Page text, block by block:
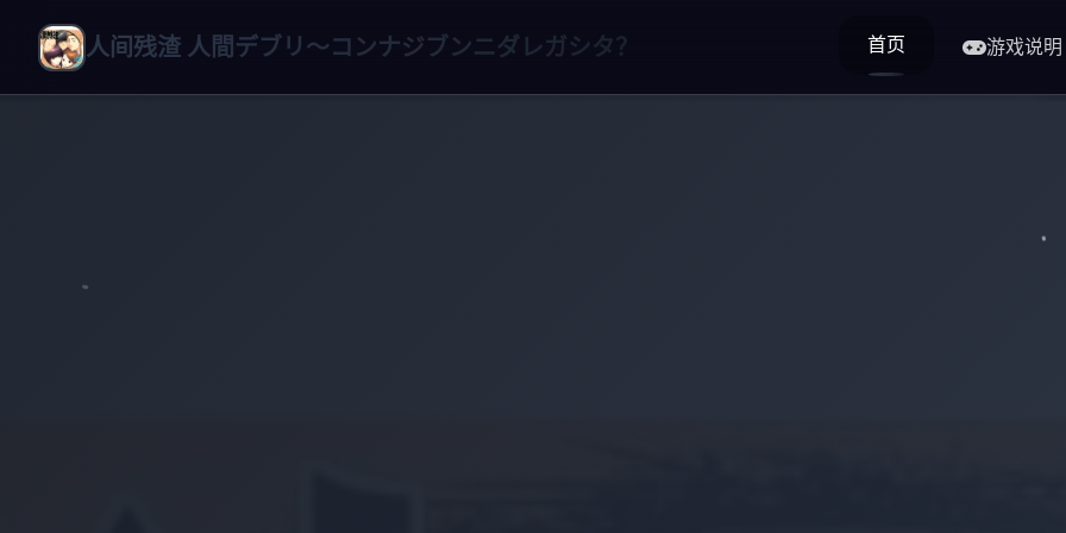
人间残渣 人間デブリ～コンナジブンニダレガシタ？ 首页 游戏说明